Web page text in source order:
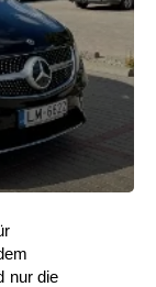
nur die